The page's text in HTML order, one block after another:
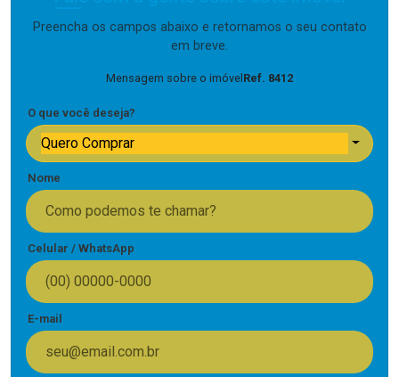
Preencha os campos abaixo e retornamos o seu contato
em breve.
Mensagem sobre o imóvelRef. 8412
O que você deseja?
Quero Comprar
Nome
Celular / WhatsApp
E-mail